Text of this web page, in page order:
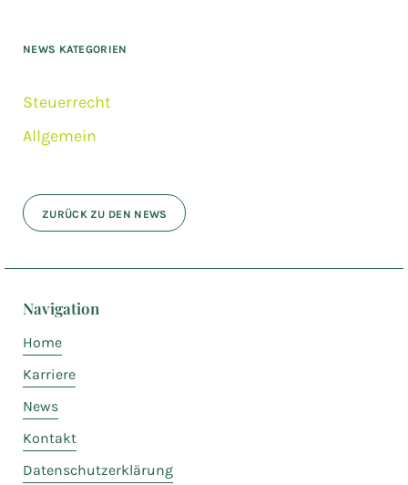
NEWS KATEGORIEN
Steuerrecht
Allgemein
ZURÜCK ZU DEN NEWS
Navigation
Home
Karriere
News
Kontakt
Datenschutzerklärung